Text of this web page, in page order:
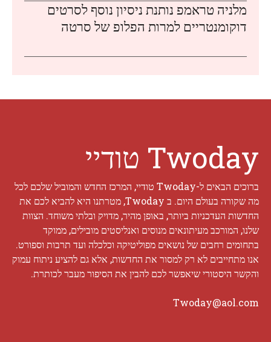
מלניה טראמפ נותנת ניסיון נוסף לסרטים
דוקומנטריים למרות הפלופ של סרטה
Twoday טודיי
ברוכים הבאים ל-Twoday טודיי, המרכז החדש והמוביל שלכם לכל
מה שקורה בעולם היום. ב Twoday, מטרתנו היא להביא לכם את
החדשות העדכניות ביותר, באופן מהיר, מדויק ובלתי משוחד. הצוות
שלנו, המורכב מעיתונאים מנוסים ואנליסטים מובילים, ממוקד
בתחומים רחבים של נושאים מפוליטיקה וכלכלה ועד תרבות וספורט.
אנו מתחייבים לא רק למסור את החדשות, אלא גם להציע ניתוח עמוק
והקשר היסטורי שיאפשר לכם להבין את הסיפור מעבר לכותרת.
Twoday@aol.com